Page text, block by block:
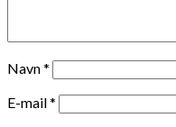
Navn*
E-mail*